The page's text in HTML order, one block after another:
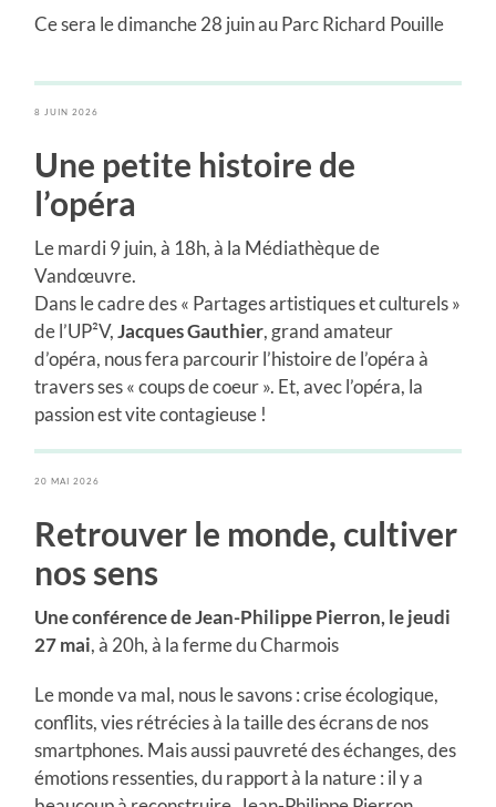
Ce sera le dimanche 28 juin au Parc Richard Pouille
8 JUIN 2026
Une petite histoire de
l’opéra
Le mardi 9 juin, à 18h, à la Médiathèque de
Vandœuvre.
Dans le cadre des « Partages artistiques et culturels »
de l’UP²V,Jacques Gauthier, grand amateur
d’opéra, nous fera parcourir l’histoire de l’opéra à
travers ses « coups de coeur ». Et, avec l’opéra, la
passion est vite contagieuse !
20 MAI 2026
Retrouver le monde, cultiver
nos sens
Une conférence de Jean-Philippe Pierron, le jeudi
27 mai, à 20h, à la ferme du Charmois
Le monde va mal, nous le savons : crise écologique,
conflits, vies rétrécies à la taille des écrans de nos
smartphones. Mais aussi pauvreté des échanges, des
émotions ressenties, du rapport à la nature : il y a